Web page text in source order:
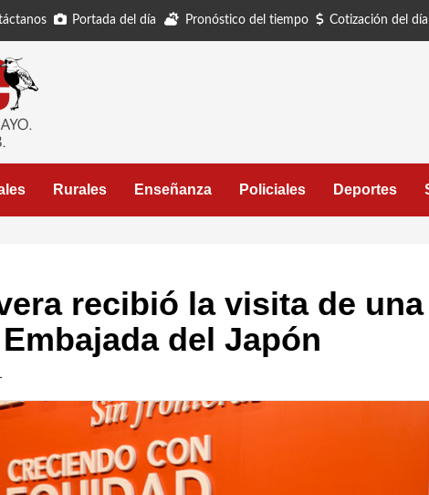
Portada del día Pronóstico del tiempo Cotización del día
Rurales Enseñanza Policiales Deportes
recibió la visita de una
del Japón